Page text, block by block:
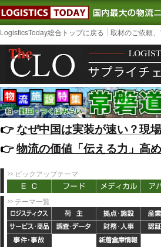
LOGISTICS
LogisticsToday総合トップに戻る 取材のご依頼
👉️なぜ中国は実装が速い？現
👉️物流の価値「伝える力」高
ピックアップテーマ
テーマ一覧